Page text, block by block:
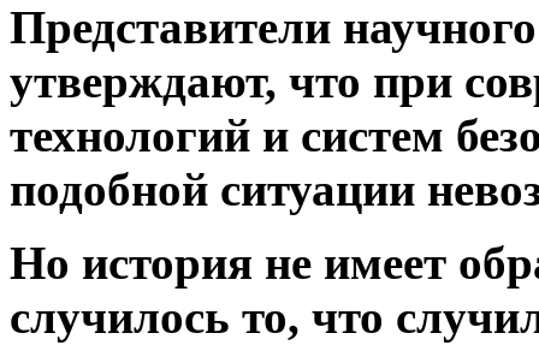
Представители
утверждают, что при
технологий и систем
подобной ситуации
Но история не имеет
случилось то, что